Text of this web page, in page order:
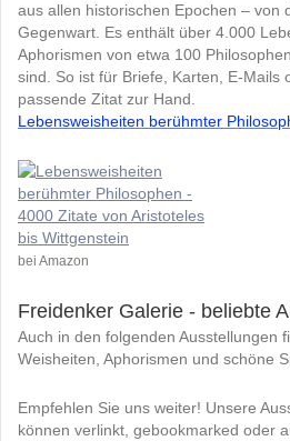
aus allen historischen Epochen – von
Gegenwart. Es enthält über 4.000
Aphorismen von etwa 100
sind. So ist für Briefe, Karten, E-Mails
passende Zitat zur Hand.
Lebensweisheiten berühmter
bei Amazon
Freidenker Galerie - beliebte
Auch in den folgenden Ausstellungen
Weisheiten, Aphorismen und schöne
Empfehlen Sie uns weiter! Unsere
können verlinkt, gebookmarked oder